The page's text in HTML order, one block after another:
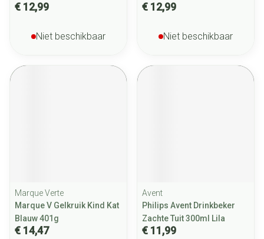
€ 12,99
Niet beschikbaar
€ 12,99
Niet beschikbaar
Marque Verte
Marque V Gelkruik Kind Kat
Blauw 401g
€ 14,47
Avent
Philips Avent Drinkbeker
Zachte Tuit 300ml Lila
€ 11,99